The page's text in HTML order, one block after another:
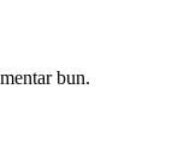
bun.